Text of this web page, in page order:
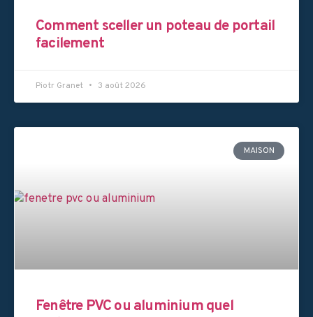
Comment sceller un poteau de portail
facilement
Piotr Granet 3 août 2026
MAISON
Fenêtre PVC ou aluminium quel